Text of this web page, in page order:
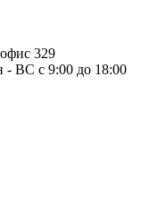
329
- ВС с 9:00 до 18:00